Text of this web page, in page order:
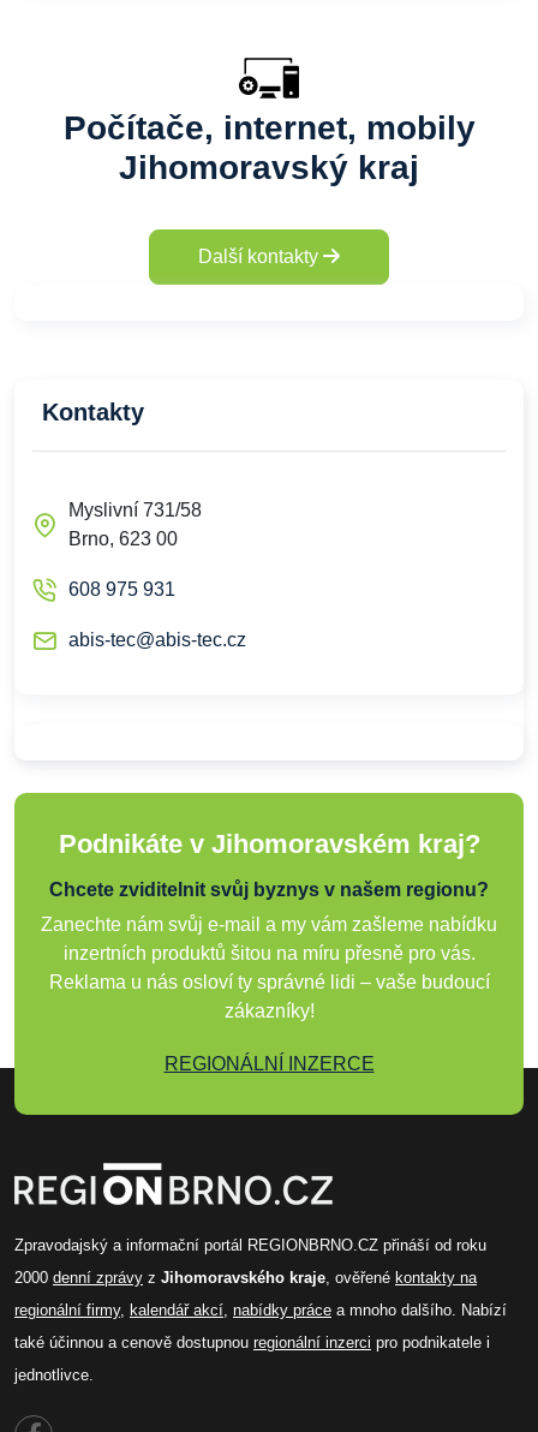
Počítače, internet, mobily
Jihomoravský kraj
Další kontakty
Kontakty
Myslivní 731/58
Brno, 623 00
608 975 931
abis-tec@abis-tec.cz
Podnikáte v Jihomoravském kraj?
Chcete zviditelnit svůj byznys v našem regionu?
Zanechte nám svůj e-mail a my vám zašleme nabídku
inzertních produktů šitou na míru přesně pro vás.
Reklama u nás osloví ty správné lidi – vaše budoucí
zákazníky!
REGIONÁLNÍ INZERCE
Zpravodajský a informační portál REGIONBRNO.CZ přináší od roku
2000 denní zprávy z Jihomoravského kraje, ověřené kontakty na
regionální firmy, kalendář akcí, nabídky práce a mnoho dalšího. Nabízí
také účinnou a cenově dostupnou regionální inzerci pro podnikatele i
jednotlivce.